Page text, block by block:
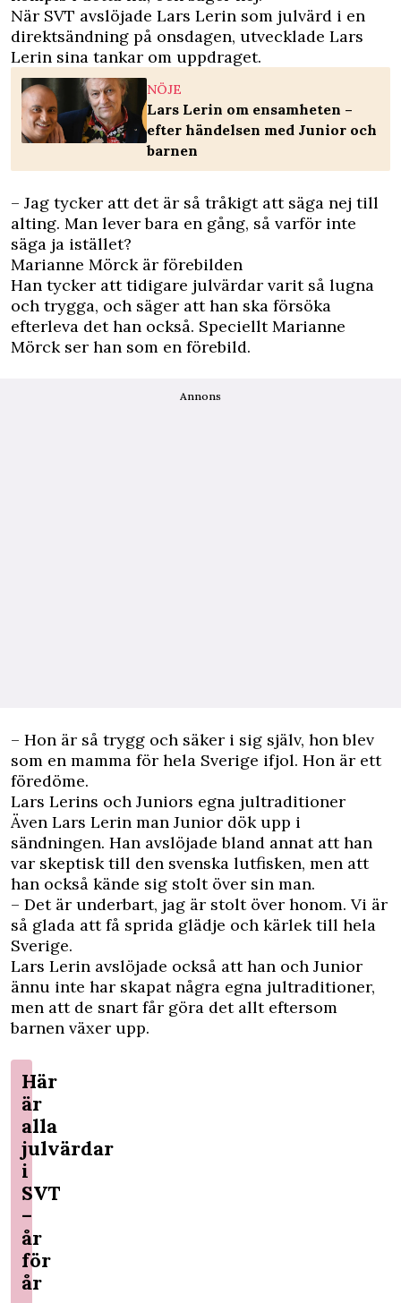
När SVT avslöjade Lars Lerin som julvärd i en
direktsändning på onsdagen, utvecklade Lars
Lerin sina tankar om uppdraget.
NÖJE
Lars Lerin om ensamheten –
efter händelsen med Junior och
barnen
– Jag tycker att det är så tråkigt att säga nej till
alting. Man lever bara en gång, så varför inte
säga ja istället?
Marianne Mörck är förebilden
Han tycker att tidigare julvärdar varit så lugna
och trygga, och säger att han ska försöka
efterleva det han också. Speciellt Marianne
Mörck ser han som en förebild.
Annons
– Hon är så trygg och säker i sig själv, hon blev
som en mamma för hela Sverige ifjol. Hon är ett
föredöme.
Lars Lerins och Juniors egna jultraditioner
Även Lars Lerin man Junior dök upp i
sändningen. Han avslöjade bland annat att han
var skeptisk till den svenska lutfisken, men att
han också kände sig stolt över sin man.
– Det är underbart, jag är stolt över honom. Vi är
så glada att få sprida glädje och kärlek till hela
Sverige.
Lars Lerin avslöjade också att han och Junior
ännu inte har skapat några egna jultraditioner,
men att de snart får göra det allt eftersom
barnen växer upp.
Här
är
alla
julvärdar
i
SVT
–
år
för
år